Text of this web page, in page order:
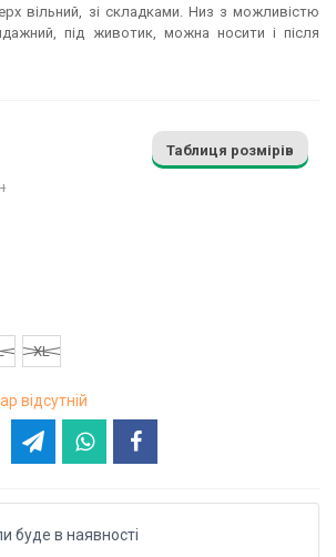
вільний, зі складками. Низ з можливістю
під животик, можна носити і після
Таблиця розмірів
XL
відсутній
буде в наявності